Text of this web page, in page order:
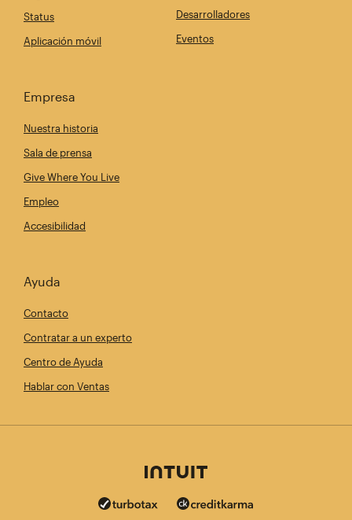
Status
Aplicación móvil
Desarrolladores
Eventos
Empresa
Nuestra historia
Sala de prensa
Give Where You Live
Empleo
Accesibilidad
Ayuda
Contacto
Contratar a un experto
Centro de Ayuda
Hablar con Ventas